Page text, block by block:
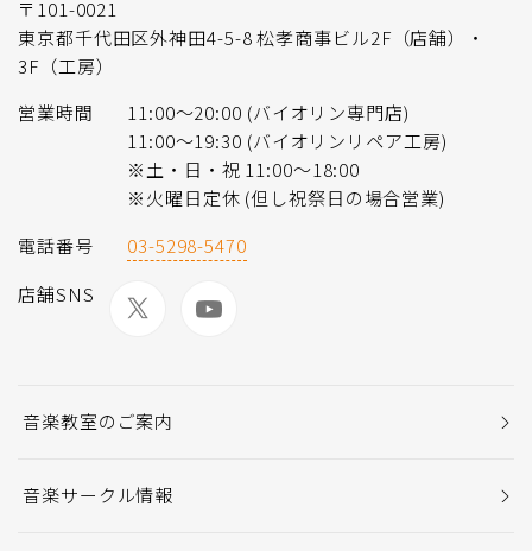
〒101-0021
東京都千代田区外神田4-5-8 松孝商事ビル2F（店舗）・
3F（工房）
営業時間
11:00〜20:00 (バイオリン専門店)
11:00〜19:30 (バイオリンリペア工房)
※土・日・祝 11:00〜18:00
※火曜日定休 (但し祝祭日の場合営業)
電話番号
03-5298-5470
店舗SNS
音楽教室のご案内
音楽サークル情報